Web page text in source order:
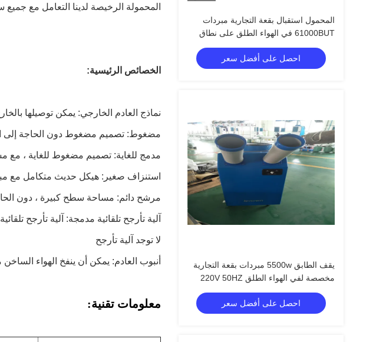
المحمول استقبال بقعة التجارية مبردات
61000BUT في الهواء الطلق على نطاق
واسع
احصل على أفضل سعر
يقف الطابق 5500w مبردات بقعة التجارية
مخصصة لفي الهواء الطلق 220V 50HZ
احصل على أفضل سعر
المحمولة الرخيصة لدينا التعامل مع
الخصائص الرئيسية:
نماذج العادم الخارجي: يمكن توصيلها
مضغوط: تصميم مضغوط دون الحاجة إلى
مدمج للغاية: تصميم مضغوط للغاية ، مع
استنزاف صغير: هيكل حديث متكامل مع
مرشح دائم: مساحة سطح كبيرة ، دون
آلية تأرجح تلقائية مدمجة: آلية تأرجح
لا توجد آلية تأرجح
أنبوب العادم: يمكن أن ينفخ الهواء
معلومات تقنية: